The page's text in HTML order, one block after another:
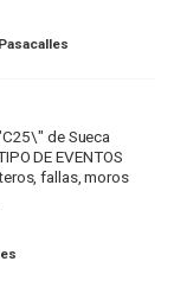
Pasacalles
de Sueca
DE EVENTOS
fallas, moros